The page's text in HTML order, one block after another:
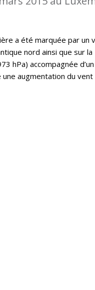
a été marquée par un
nord ainsi que sur
hPa) accompagnée
augmentation du